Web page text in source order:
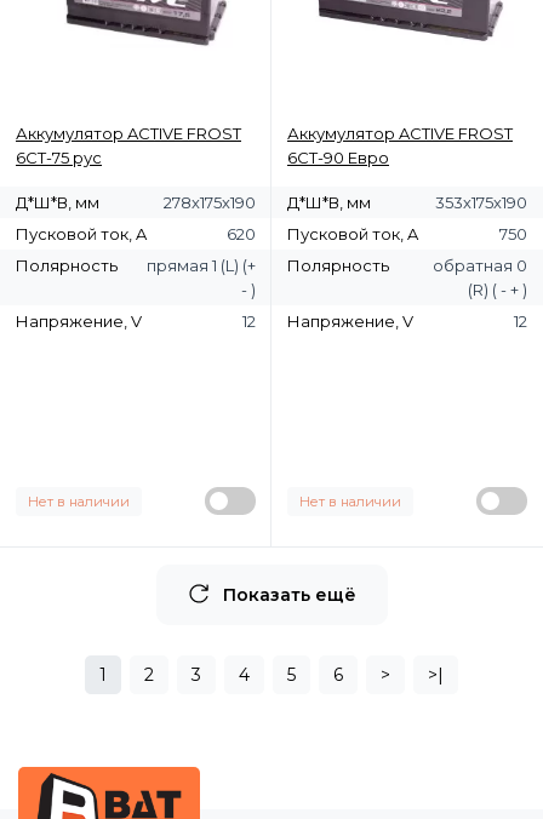
Аккумулятор ACTIVE FROST
6СТ-75 рус
Д*Ш*В, мм
278х175х190
Пусковой ток, A
620
Полярность
прямая 1 (L) (+
- )
Напряжение, V
12
Нет в наличии
Аккумулятор ACTIVE FROST
6СТ-90 Евро
Д*Ш*В, мм
353х175х190
Пусковой ток, A
750
Полярность
обратная 0
(R) ( - + )
Напряжение, V
12
Нет в наличии
Показать ещё
1 2 3 4 5 6 > >|